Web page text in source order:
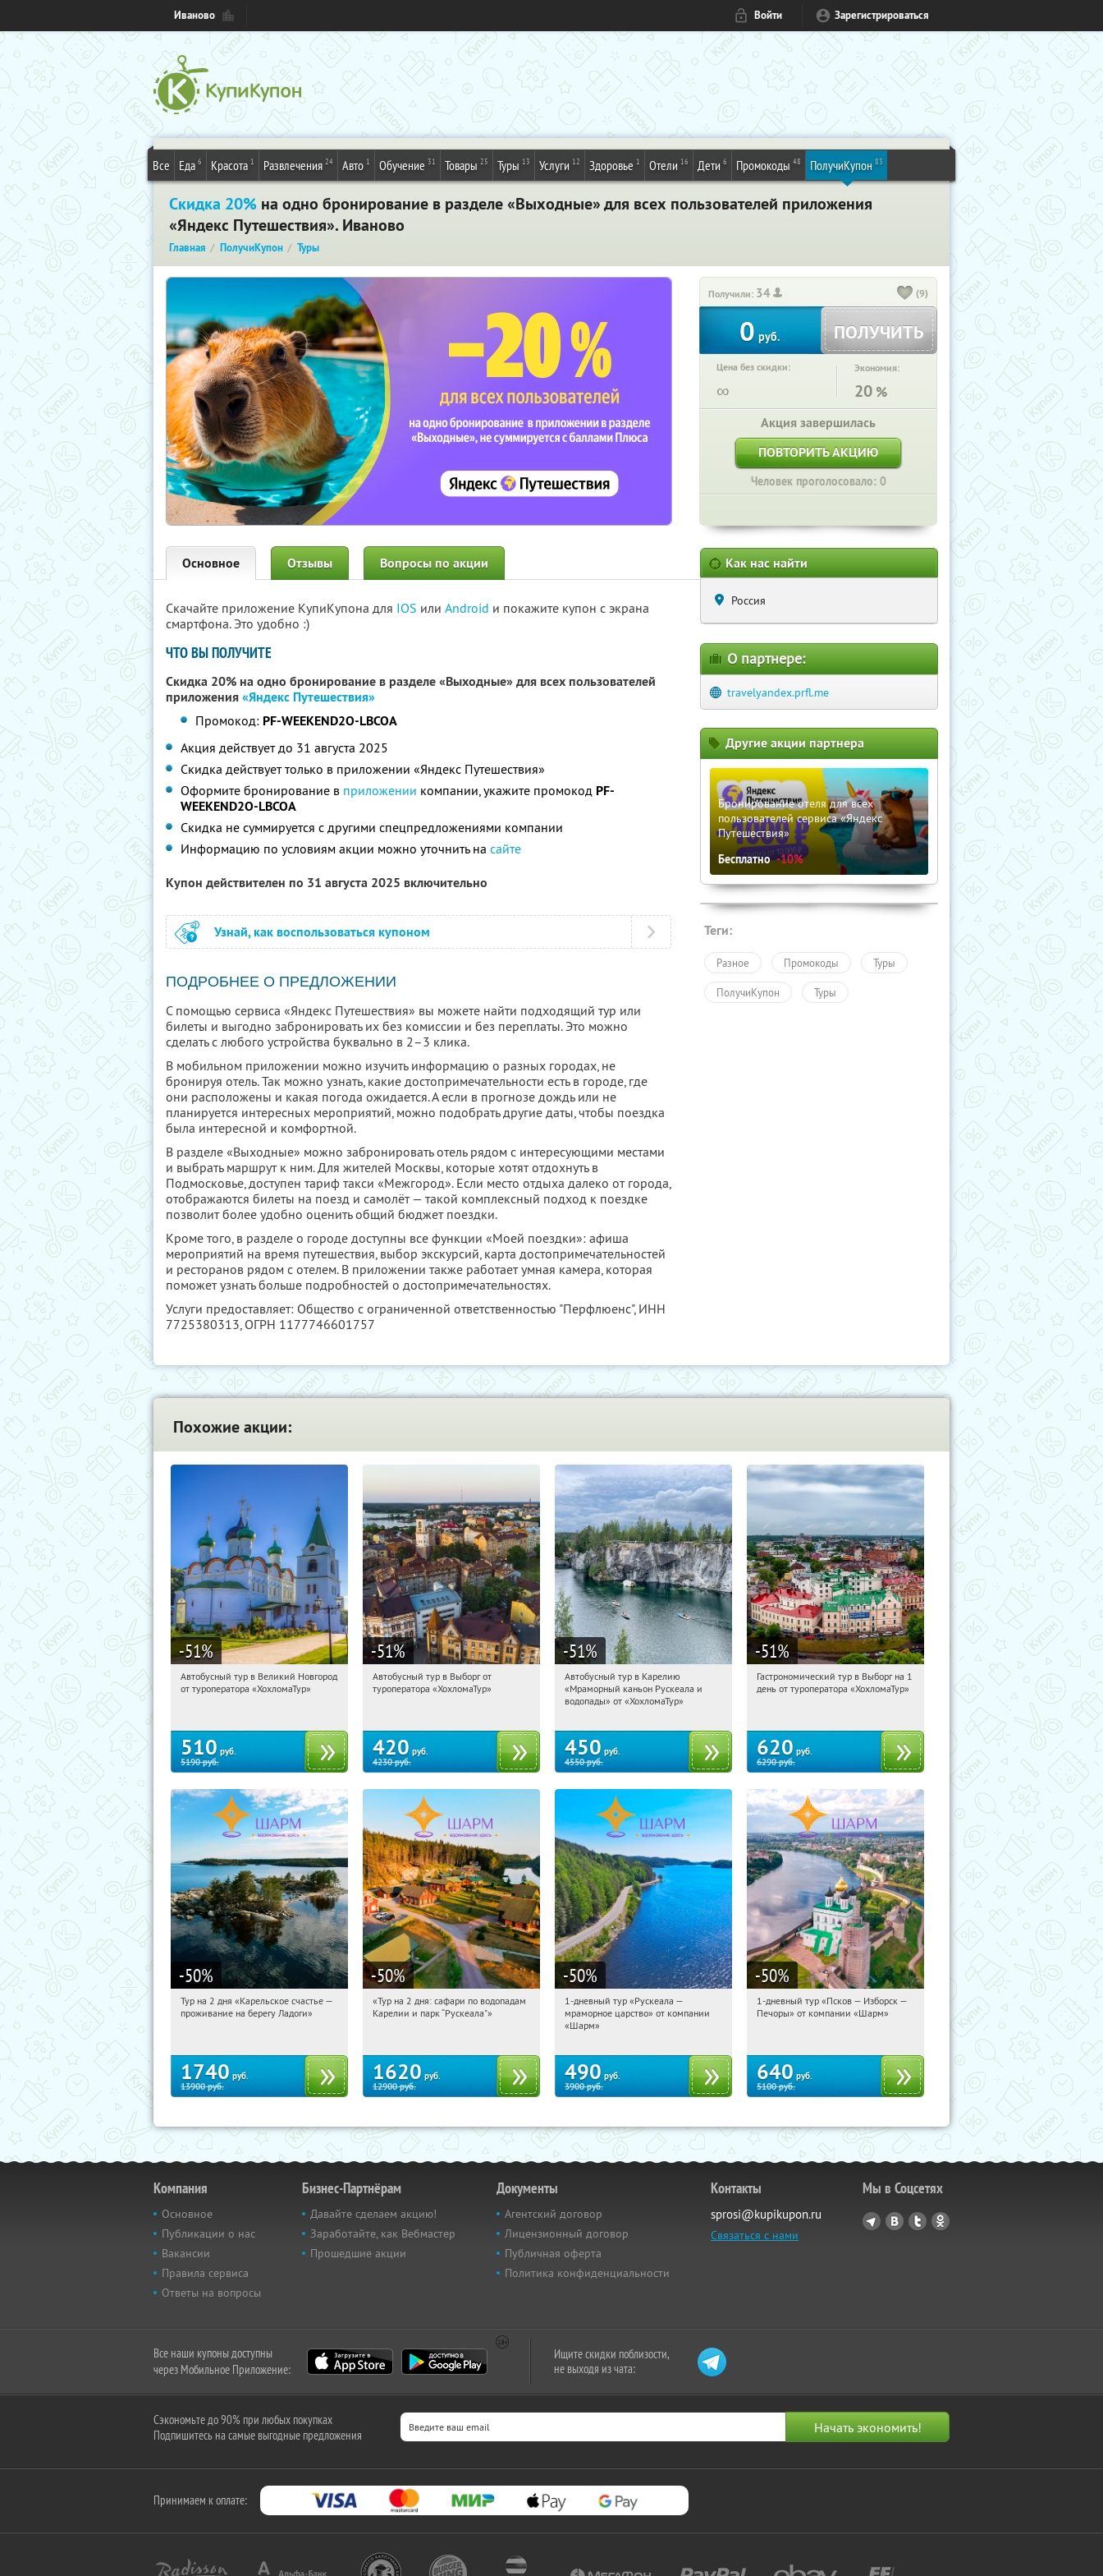
Иваново Войти Зарегистрироваться
Все Еда 6 Красота 1 Развлечения 24 Авто 1 Обучение 31 Товары 25 Туры 13 Услуги 12 Здоровье 1 Отели 16 Дети 6 Промокоды 48 ПолучиКупон 83
Скидка 20% на одно бронирование в разделе «Выходные» для всех пользователей приложения
«Яндекс Путешествия». Иваново
Главная ПолучиКупон Туры
Получили: 34 (9)
0 руб. ПОЛУЧИТЬ
Цена без скидки:
∞
Экономия:
20 %
Акция завершилась
ПОВТОРИТЬ АКЦИЮ
Человек проголосовало: 0
Основное Отзывы Вопросы по акции
Скачайте приложение КупиКупона для IOS или Android и покажите купон с экрана
смартфона. Это удобно :)
ЧТО ВЫ ПОЛУЧИТЕ
Скидка 20% на одно бронирование в разделе «Выходные» для всех пользователей
приложения«Яндекс Путешествия»
Промокод: PF-WEEKEND2O-LBCOA
Акция действует до 31 августа 2025
Скидка действует только в приложении «Яндекс Путешествия»
Оформите бронирование в приложении компании, укажите промокод PF-
WEEKEND2O-LBCOA
Скидка не суммируется с другими спецпредложениями компании
Информацию по условиям акции можно уточнить на сайте
Купон действителен по 31 августа 2025 включительно
Узнай, как воспользоваться купоном
ПОДРОБНЕЕ О ПРЕДЛОЖЕНИИ
С помощью сервиса «Яндекс Путешествия» вы можете найти подходящий тур или
билеты и выгодно забронировать их без комиссии и без переплаты. Это можно
сделать с любого устройства буквально в 2–3 клика.
В мобильном приложении можно изучить информацию о разных городах, не
бронируя отель. Так можно узнать, какие достопримечательности есть в городе, где
они расположены и какая погода ожидается. А если в прогнозе дождь или не
планируется интересных мероприятий, можно подобрать другие даты, чтобы поездка
была интересной и комфортной.
В разделе «Выходные» можно забронировать отель рядом с интересующими местами
и выбрать маршрут к ним. Для жителей Москвы, которые хотят отдохнуть в
Подмосковье, доступен тариф такси «Межгород». Если место отдыха далеко от города,
отображаются билеты на поезд и самолёт — такой комплексный подход к поездке
позволит более удобно оценить общий бюджет поездки.
Кроме того, в разделе о городе доступны все функции «Моей поездки»: афиша
мероприятий на время путешествия, выбор экскурсий, карта достопримечательностей
и ресторанов рядом с отелем. В приложении также работает умная камера, которая
поможет узнать больше подробностей о достопримечательностях.
Услуги предоставляет: Общество с ограниченной ответственностью "Перфлюенс", ИНН
7725380313, ОГРН 1177746601757
Как нас найти
Россия
О партнере:
travelyandex.prfl.me
Другие акции партнера
Бронирование отеля для всех
пользователей сервиса «Яндекс
Путешествия»
Бесплатно -10%
Теги:
Разное Промокоды Туры
ПолучиКупон Туры
Похожие акции:
-51%
03:42:14 Купили:2
Автобусный тур в Великий Новгород
от туроператора «ХохломаТур»
510 руб.
5190руб.
-51%
03:42:14 Купили:
Автобусный тур в Выборг от
туроператора «ХохломаТур»
420 руб.
4230руб.
-51%
03:42:14 Купили:
Сенная площадь
Автобусный тур в Карелию
«Мраморный каньон Рускеала и
водопады» от «ХохломаТур»
450 руб.
4550руб.
-51%
03:42:14 Купили:5
Гастрономический тур в Выборг на 1
день от туроператора «ХохломаТур»
620 руб.
6290руб.
-50%
03:42:14 Купили:39
Тур на 2 дня «Карельское счастье —
проживание на берегу Ладоги»
1740 руб.
13900руб.
-50%
03:42:14 Купили:
«Тур на 2 дня: сафари по водопадам
Карелии и парк “Рускеала"»
1620 руб.
12900руб.
-50%
03:42:14 Купили:
Достоевская
1-дневный тур «Рускеала —
мраморное царство» от компании
«Шарм»
490 руб.
3900руб.
-50%
03:42:14 Купили:12
1-дневный тур «Псков — Изборск —
Печоры» от компании «Шарм»
640 руб.
5100руб.
Компания
Основное
Публикации о нас
Вакансии
Правила сервиса
Ответы на вопросы
Бизнес-Партнёрам
Давайте сделаем акцию!
Заработайте, как Вебмастер
Прошедшие акции
Документы
Агентский договор
Лицензионный договор
Публичная оферта
Политика конфиденциальности
Контакты
sprosi@kupikupon.ru
Связаться с нами
Мы в Соцсетях
Все наши купоны доступны
через Мобильное Приложение:
Ищите скидки поблизости,
не выходя из чата:
Сэкономьте до 90% при любых покупках
Подпишитесь на самые выгодные предложения
Принимаем к оплате: